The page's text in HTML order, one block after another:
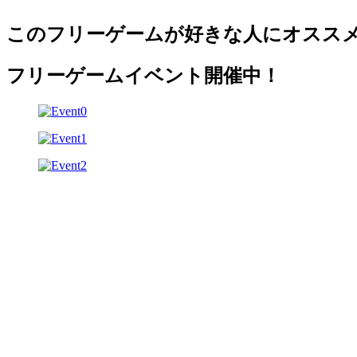
このフリーゲームが好きな人にオスス
フリーゲームイベント開催中！